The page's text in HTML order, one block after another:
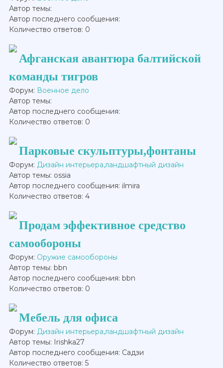
Автор темы:
Автор последнего сообщения:
Количество ответов: 0
Афганская авантюра балтийской
команды тигров
Форум: Военное дело
Автор темы:
Автор последнего сообщения:
Количество ответов: 0
Парковые скульптуры,фонтаны
Форум: Дизайн интерьера,ландшафтный дизайн
Автор темы: ossia
Автор последнего сообщения: ilmira
Количество ответов: 4
Продам эффективное средство
самообороны
Форум: Оружие самообороны
Автор темы: bbn
Автор последнего сообщения: bbn
Количество ответов: 0
Мебель для офиса
Форум: Дизайн интерьера,ландшафтный дизайн
Автор темы: Irishka27
Автор последнего сообщения: Садзи
Количество ответов: 5